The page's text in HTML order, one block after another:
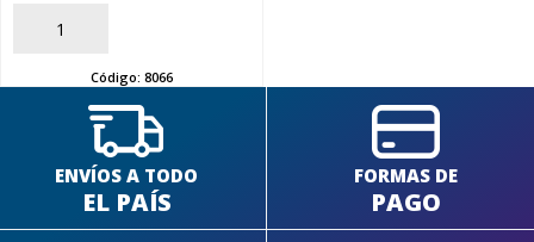
AÑADIR
Código: 8066
ENVÍOS A TODO
EL PAÍS
FORMAS DE
PAGO